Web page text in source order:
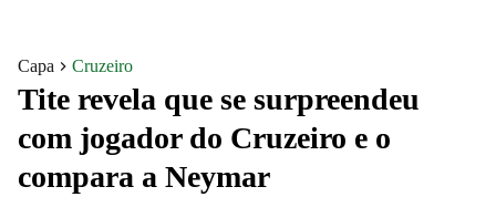
Capa Cruzeiro
Tite revela que se surpreendeu
com jogador do Cruzeiro e o
compara a Neymar